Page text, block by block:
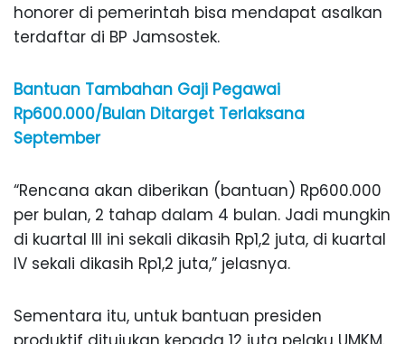
honorer di pemerintah bisa mendapat asalkan
terdaftar di BP Jamsostek.
Bantuan Tambahan Gaji Pegawai
Rp600.000/Bulan Ditarget Terlaksana
September
“Rencana akan diberikan (bantuan) Rp600.000
per bulan, 2 tahap dalam 4 bulan. Jadi mungkin
di kuartal III ini sekali dikasih Rp1,2 juta, di kuartal
IV sekali dikasih Rp1,2 juta,” jelasnya.
Sementara itu, untuk bantuan presiden